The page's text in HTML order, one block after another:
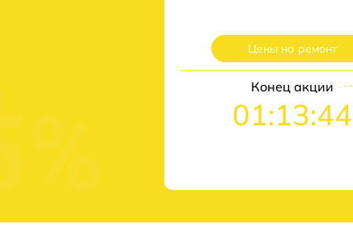
Цены на ремонт
Конец акции
01:13:43